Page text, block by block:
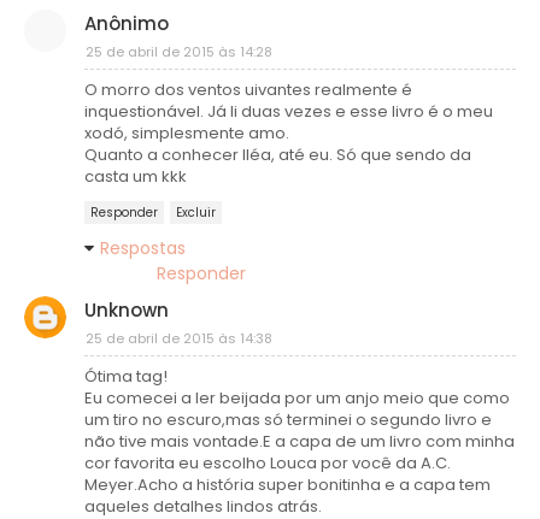
Anônimo
25 de abril de 2015 às 14:28
O morro dos ventos uivantes realmente é
inquestionável. Já li duas vezes e esse livro é o meu
xodó, simplesmente amo.
Quanto a conhecer Iléa, até eu. Só que sendo da
casta um kkk
Responder Excluir
Respostas
Responder
Unknown
25 de abril de 2015 às 14:38
Ótima tag!
Eu comecei a ler beijada por um anjo meio que como
um tiro no escuro,mas só terminei o segundo livro e
não tive mais vontade.E a capa de um livro com minha
cor favorita eu escolho Louca por você da A.C.
Meyer.Acho a história super bonitinha e a capa tem
aqueles detalhes lindos atrás.